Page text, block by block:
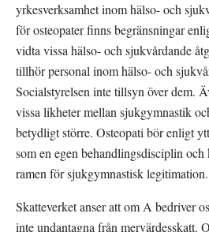
yrkesverksamhet inom hälso- och
för osteopater finns begränsningar
vidta vissa hälso- och sjukvårdande
tillhör personal inom hälso- och
Socialstyrelsen inte tillsyn över dem.
vissa likheter mellan sjukgymnastik
betydligt större. Osteopati bör enligt
som en egen behandlingsdisciplin
ramen för sjukgymnastisk legitimation.
Skatteverket anser att om A bedriver
inte undantagna från mervärdesskatt.